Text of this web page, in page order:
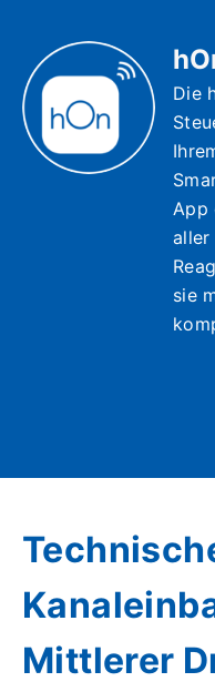
Die
App
aller
sie
Mittlerer